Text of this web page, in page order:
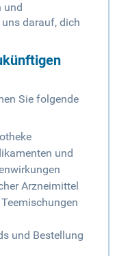
und
darauf, dich
Sie folgende
und
Arzneimittel
und Bestellung